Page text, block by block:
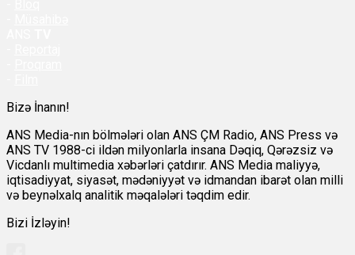
Bizə İnanın!
ANS Media-nın bölmələri olan ANS ÇM Radio, ANS Press və
ANS TV 1988-ci ildən milyonlarla insana Dəqiq, Qərəzsiz və
Vicdanlı multimedia xəbərləri çatdırır. ANS Media maliyyə,
iqtisadiyyat, siyasət, mədəniyyət və idmandan ibarət olan milli
və beynəlxalq analitik məqalələri təqdim edir.
Bizi İzləyin!